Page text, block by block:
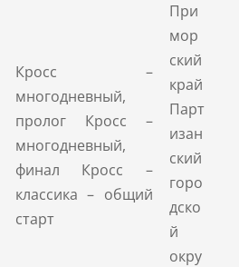
Кросс –
многодневный,
пролог Кросс –
многодневный,
финал Кросс –
классика – общий
старт
При
мор
ский
край
Парт
изан
ский
горо
дско
й
окру